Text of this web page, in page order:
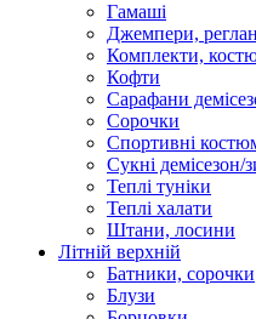
Гамаші
Джемпери,
Комплекти,
Кофти
Сарафани
Сорочки
Спортивні
Сукні демісезон/
Теплі туніки
Теплі халати
Штани, лосини
Літній верхній
Батники, сорочки
Блузи